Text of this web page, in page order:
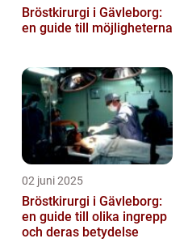
Bröstkirurgi i Gävleborg:
en guide till möjligheterna
02 juni 2025
Bröstkirurgi i Gävleborg:
en guide till olika ingrepp
och deras betydelse